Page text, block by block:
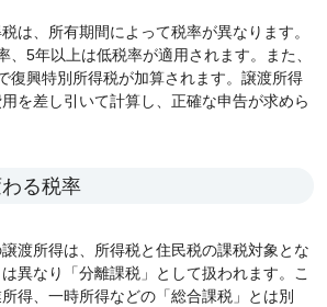
は、所有期間によって税率が異なります。
、5年以上は低税率が適用されます。また、
復興特別所得税が加算されます。譲渡所得
を差し引いて計算し、正確な申告が求めら
る税率
渡所得は、所得税と住民税の課税対象とな
異なり「分離課税」として扱われます。こ
得、一時所得などの「総合課税」とは別